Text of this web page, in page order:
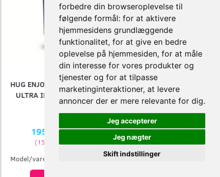
forbedre din browseroplevelse til
følgende formål: for at aktivere
hjemmesidens grundlæggende
funktionalitet, for at give en bedre
oplevelse på hjemmesiden, for at måle
din interesse for vores produkter og
tjenester og for at tilpasse
marketinginteraktioner, at levere
annoncer der er mere relevante for dig.
Jeg accepterer
Jeg nægter
Skift indstillinger
HUG ENJOYABLE HAIR GEL
ULTRA INTENSE 150ML
195,00 DKK
(156,00 DKK
Model/varenr.:
NAVITAS ORGANIC TOUCH
CAROB SHAMPOO 250ML
199,00 DKK
(159,20 DKK
Model/varenr.: